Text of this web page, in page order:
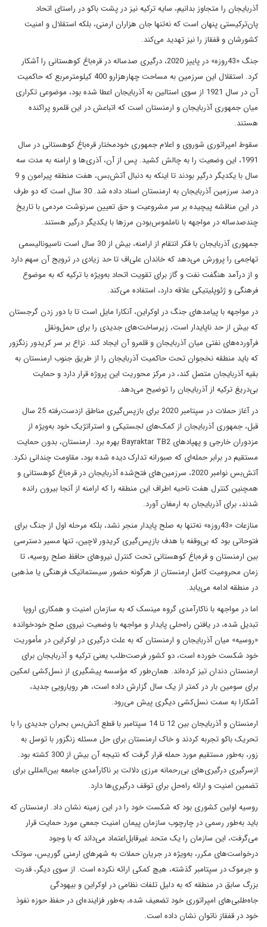
آذربایجان را متجاوز بدانیم، سایه ترکیه نیز در پشت باکو در راستای اتحاد
پان‌ترکیستی پنهان است که نه‌تنها جان هزاران ارمنی، بلکه استقلال و امنیت
کشورشان و قفقاز را نیز تهدید می‌کند.
جنگ «43روزه» در پاییز 2020، درگیری صدساله در قره‌باغ کوهستانی را آشکار
کرد. استقلال این سرزمین به مساحت چهارهزارو 400 کیلومترمربع که حاکمیت
آن در سال 1921 از سوی استالین به آذربایجان اعطا شده بود، موضوعی تکراری
میان جمهوری آذربایجان و ارمنستان است که اتباعش در این قلمرو پراکنده
هستند.
سقوط امپراتوری شوروی و اعلام جمهوری خودمختار قره‌باغ کوهستانی در سال
1991، این وضعیت را به چالش کشید. پس از آن، آذری‌ها و ارامنه به مدت سه
سال با یکدیگر درگیر بودند تا اینکه به دنبال آتش‌بس، هفت منطقه پیرامون و 9
درصد سرزمین آذربایجان به ارمنستان اسناد داده شد. ‌30 سال است که دو طرف
در این مناقشه پیچیده بر سر مشروعیت و حق تعیین سرنوشت مردمی با تاریخ
چندصد‌ساله در مواجهه با ناملموس‌بودن مرزها با یکدیگر درگیر هستند.
جمهوری آذربایجان با فکر انتقام از ارامنه، بیش از 30 سال است ناسیونالیسمی
تهاجمی را پرورش می‌دهد که خاندان علی‌اف تا حد زیادی در ترویج آن سهم دارد
و از درآمد هنگفت نفت و گاز برای تقویت اتحاد به‌ویژه با ترکیه که به موضوع
فرهنگی و ژئوپلیتیکی علاقه دارد، استفاده می‌کند.
در مواجهه با پیامدهای جنگ در اوکراین، آنکارا مایل است تا با دور‌ زدن گرجستان
که بیش از حد ناپایدار است، زیرساخت‌های جدیدی را برای حمل‌ونقل
فرآورده‌های نفتی میان آذربایجان و قلمرو آن ایجاد کند. نزاع بر سر کریدور زنگزور
که باید منطقه نخجوان تحت حاکمیت آذربایجان را از طریق جنوب ارمنستان به
بقیه آذربایجان متصل کند، در مرکز محوریت این پروژه قرار دارد و حمایت
بی‌دریغ ترکیه از آذربایجان را توضیح می‌دهد.
در آغاز حملات در سپتامبر 2020 برای بازپس‌گیری مناطق ازدست‌رفته 25 سال
قبل، جمهوری آذربایجان از کمک‌های لجستیکی و استراتژیک خود به‌ویژه از
مزدوران خارجی و پهپادهای Bayraktar TB2 بهره برد. ارمنستان، بدون حمایت
مستقیم در برابر حمله‌ای که صبورانه تدارک دیده شده بود، مقاومت چندانی نکرد.
آتش‌‌بس نوامبر 2020، سرزمین‌های فتح‌شده آذربایجان در قره‌باغ کوهستانی و
همچنین کنترل هفت ناحیه اطراف این منطقه را که ارامنه از آنجا بیرون رانده
شدند، برای آذربایجان به ارمغان آورد.
منازعات «43روزه» نه‌تنها به صلح پایدار منجر نشد، بلکه مرحله اول از جنگ برای
فتوحاتی بود که بی‌وقفه با هدف بازپس‌گیری کریدور لاچین، تنها مسیر دسترسی
بین ارمنستان و قره‌باغ کوهستانی تحت کنترل نیروهای حافظ صلح روسیه، تا
زمان محرومیت کامل ارمنستان از هرگونه حضور سیستماتیک فرهنگی یا مذهبی
در منطقه ادامه می‌یابد.
اما در مواجهه با ناکارآمدی گروه مینسک که به سازمان امنیت و همکاری اروپا
تبدیل شده، در یافتن راه‌حلی پایدار و مواجهه با وضعیت نیروی صلح خود‌خوانده
«روسیه» میان آذربایجان و ارمنستان که به علت درگیری در اوکراین در مأموریت
خود شکست خورده است، دو کشور فرصت‌طلب یعنی ترکیه و آذربایجان برای
ارمنستان دندان تیز کرده‌اند. همان‌طور که مؤسسه پیشگیری از نسل‌کشی لمکین
برای سومین‌ بار در کمتر از یک سال گزارش داده است، هر رویارویی جدید،
آشکارا به سمت نسل‌کشی دیگری پیش می‌رود.
ارمنستان و آذربایجان بین 12 تا 14 سپتامبر با قطع آتش‌بس بحران جدیدی را با
تحریک باکو تجربه کردند و خاک ارمنستان برای حل مسئله زنگزور با توسل به
زور، به‌طور مستقیم مورد حمله قرار گرفت که نتیجه آن بیش از 300 کشته بود.
از‌سرگیری درگیری‌های بی‌رحمانه مرزی دلالت بر ناکارآمدی جامعه بین‌المللی برای
تضمین امنیت و ارائه راه‌حل برای توقف درگیری‌ها دارد.
روسیه اولین کشوری بود که شکست خود را در این زمینه نشان داد. ارمنستان که
باید به‌طور رسمی در چارچوب سازمان پیمان امنیت جمعی مورد حمایت قرار
می‌گرفت، این سازمان را یک متحد غیرقابل‌اعتماد می‌داند که با وجود
درخواست‌های مکرر، به‌ویژه در جریان حملات به شهرهای ارمنی گوریس، سوتک
و جرموک در سپتامبر گذشته، هیچ کمکی ارائه نکرده است. از سوی دیگر، قدرت
بزرگ سابق در منطقه که به دلیل تلفات نظامی در اوکراین و بیهودگی
جاه‌طلبی‌های امپراتوری خود تضعیف شده، به‌طور فزاینده‌ای در حفظ حوزه نفوذ
خود در قفقاز ناتوان نشان داده است.